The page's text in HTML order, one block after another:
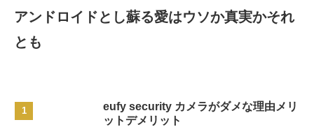
アンドロイドとし蘇る愛はウソか真実かそれ
とも
eufy security カメラがダメな理由メリ
ットデメリット